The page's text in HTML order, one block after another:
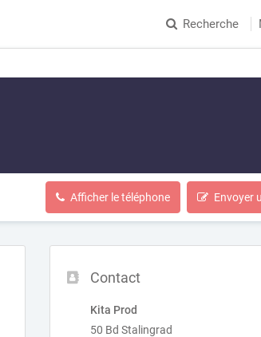
Recherche
Afficher le téléphone Envoyer
Contact
Kita Prod
50 Bd Stalingrad